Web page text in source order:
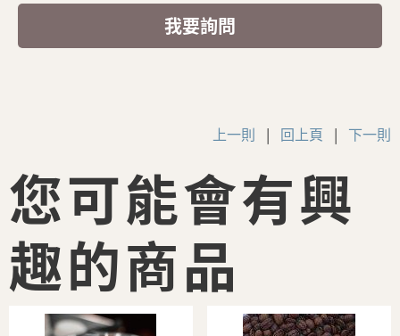
我要詢問
上一則 | 回上頁 | 下一則
您可能會有興
趣的商品